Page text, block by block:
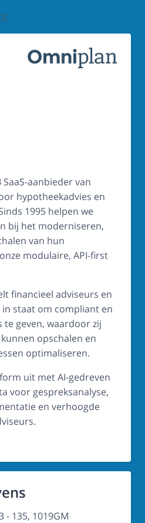
aanbieder van
hypotheekadvies en
1995 helpen we
bij het moderniseren,
van hun
modulaire, API-first
financieel adviseurs en
staat om compliant en
te geven, waardoor zij
opschalen en
optimaliseren.
uit met AI-gedreven
voor gespreksanalyse,
en verhoogde
- 135, 1019GM